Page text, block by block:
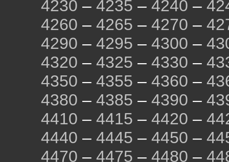
4230 – 4235 – 4240 –
4260 – 4265 – 4270 –
4290 – 4295 – 4300 –
4320 – 4325 – 4330 –
4350 – 4355 – 4360 –
4380 – 4385 – 4390 –
4410 – 4415 – 4420 –
4440 – 4445 – 4450 –
4470 – 4475 – 4480 –